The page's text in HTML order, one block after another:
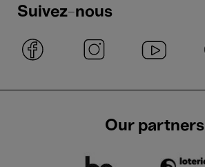
Suivez-nous
Our partners